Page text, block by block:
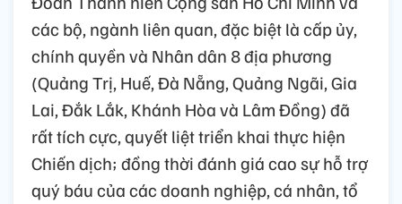
các bộ, ngành liên quan, đặc biệt là cấp ủy,
chính quyền và Nhân dân 8 địa phương
(Quảng Trị, Huế, Đà Nẵng, Quảng Ngãi, Gia
Lai, Đắk Lắk, Khánh Hòa và Lâm Đồng) đã
rất tích cực, quyết liệt triển khai thực hiện
Chiến dịch; đồng thời đánh giá cao sự hỗ trợ
quý báu của các doanh nghiệp, cá nhân, tổ